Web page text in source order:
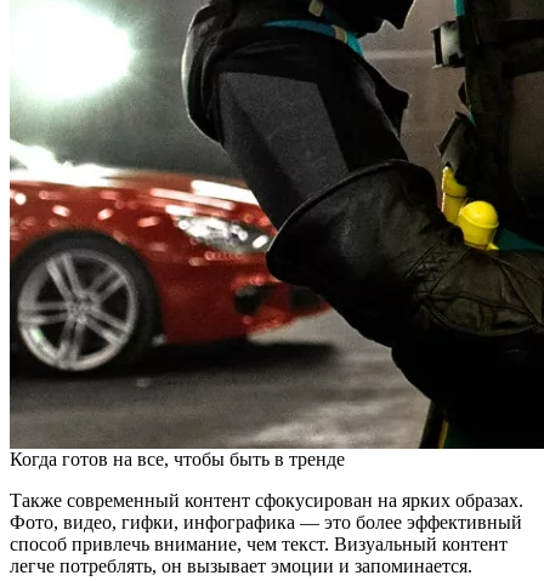
Когда готов на все, чтобы быть в тренде
Также современный контент сфокусирован на ярких образах.
Фото, видео, гифки, инфографика — это более эффективный
способ привлечь внимание, чем текст. Визуальный контент
легче потреблять, он вызывает эмоции и запоминается.